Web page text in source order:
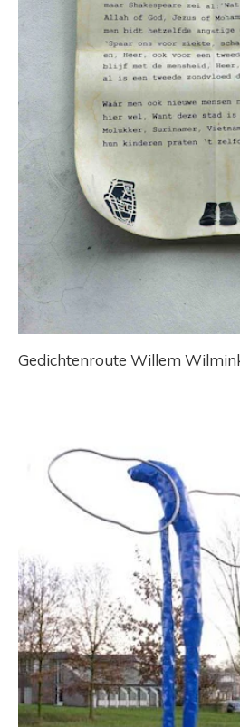
Gedichtenroute Willem
Schrijf je in voor de
nieuwsbrief
Boordevol tips uit de
informatie voor voor
kunstliefhebbers in Enschede
Schrijf je in voor de
nieuwsbrief